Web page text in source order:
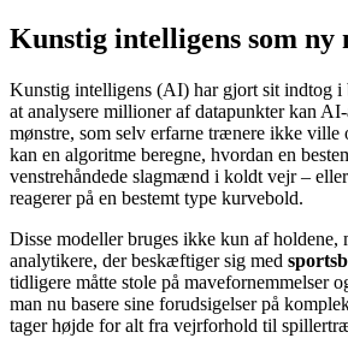
Kunstig intelligens som ny
Kunstig intelligens (AI) har gjort sit indtog i
at analysere millioner af datapunkter kan
mønstre, som selv erfarne trænere ikke ville
kan en algoritme beregne, hvordan en
venstrehåndede slagmænd i koldt vejr –
reagerer på en bestemt type kurvebold.
Disse modeller bruges ikke kun af holdene,
analytikere, der beskæftiger sig med
tidligere måtte stole på mavefornemmelser
man nu basere sine forudsigelser på
tager højde for alt fra vejrforhold til